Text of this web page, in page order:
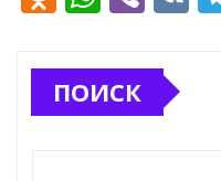
n
o
at
s
e
ПОИСК